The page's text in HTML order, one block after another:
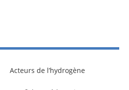
Acteurs de l’hydrogène